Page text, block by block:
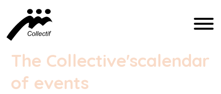
The Collective'scalendar
of events